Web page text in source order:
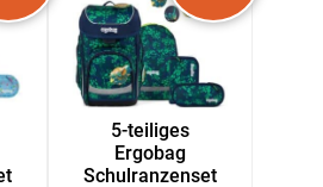
5-teiliges
Ergobag
Schulranzenset